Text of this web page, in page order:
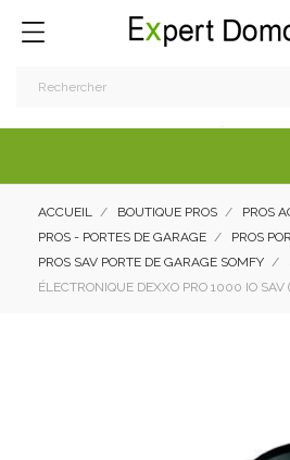
ACCUEIL BOUTIQUE PROS
PROS
PROS - PORTES DE GARAGE
PROS
PROS SAV PORTE DE GARAGE SOMFY
ÉLECTRONIQUE DEXXO PRO 1000 IO SAV